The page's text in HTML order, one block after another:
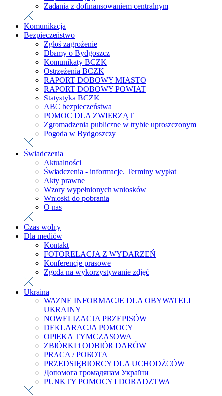
Zadania z dofinansowaniem centralnym
Komunikacja
Bezpieczeństwo
Zgłoś zagrożenie
Dbamy o Bydgoszcz
Komunikaty BCZK
Ostrzeżenia BCZK
RAPORT DOBOWY MIASTO
RAPORT DOBOWY POWIAT
Statystyka BCZK
ABC bezpieczeństwa
POMOC DLA ZWIERZĄT
Zgromadzenia publiczne w trybie uproszczonym
Pogoda w Bydgoszczy
Świadczenia
Aktualności
Świadczenia - informacje. Terminy wypłat
Akty prawne
Wzory wypełnionych wniosków
Wnioski do pobrania
O nas
Czas wolny
Dla mediów
Kontakt
FOTORELACJA Z WYDARZEŃ
Konferencje prasowe
Zgoda na wykorzystywanie zdjęć
Ukraina
WAŻNE INFORMACJE DLA OBYWATELI
UKRAINY
NOWELIZACJA PRZEPISÓW
DEKLARACJA POMOCY
OPIEKA TYMCZASOWA
ZBIÓRKI i ODBIÓR DARÓW
PRACA / РОБОТА
PRZEDSIĘBIORCY DLA UCHODŹCÓW
Допомога громадянам України
PUNKTY POMOCY I DORADZTWA